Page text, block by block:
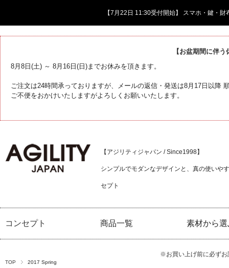
【7月22日 11:30受付開始】 スマホ・鍵・
【お盆期間に伴
8月8日(土) ～ 8月16日(日)までお休みを頂きます。
ご注文は24時間承っておりますが、メールの返信・発送は8月17日以降
ご不便をおかけいたしますがよろしくお願いいたします。
【アジリティジャパン / Since1998】
シンプルでモダンなデザインと、真の使いや
セプト
コンセプト 商品一覧 素材から選
※お買い上げ前に必ず
TOP 2017 Spring